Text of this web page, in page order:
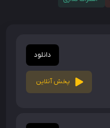
دانلود
پخش آنلاین